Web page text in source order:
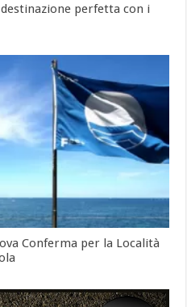
perfetta con i
Conferma per la Località